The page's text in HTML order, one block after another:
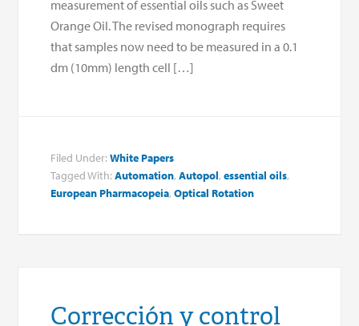
measurement of essential oils such as Sweet
Orange Oil. The revised monograph requires
that samples now need to be measured in a 0.1
dm (10mm) length cell […]
Filed Under:White Papers
Tagged With:Automation,Autopol,essential oils,
European Pharmacopeia,Optical Rotation
Corrección y control